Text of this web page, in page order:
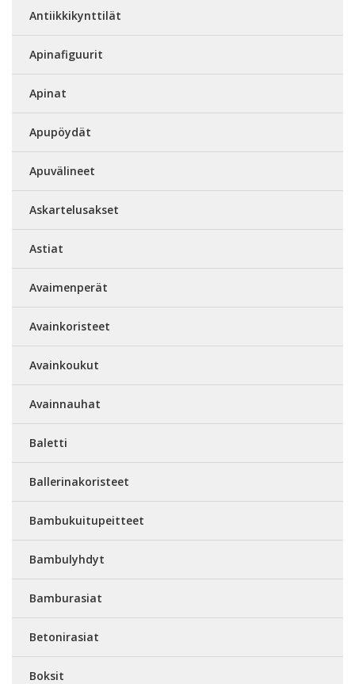
Antiikkikynttilät
Apinafiguurit
Apinat
Apupöydät
Apuvälineet
Askartelusakset
Astiat
Avaimenperät
Avainkoristeet
Avainkoukut
Avainnauhat
Baletti
Ballerinakoristeet
Bambukuitupeitteet
Bambulyhdyt
Bamburasiat
Betonirasiat
Boksit